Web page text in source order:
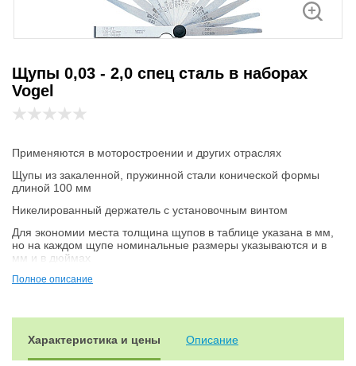
Щупы 0,03 - 2,0 спец сталь в наборах
Vogel
Применяются в моторостроении и других отраслях
Щупы из закаленной, пружинной стали конической формы
длиной 100 мм
Никелированный держатель с установочным винтом
Для экономии места толщина щупов в таблице указана в мм,
но на каждом щупе номинальные размеры указываются и в
мм и в дюймах
По запросу сообщим размеры в дюймах
Полное описание
Характеристика и цены Описание